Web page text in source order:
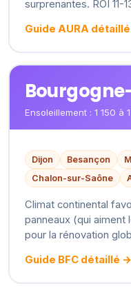
surprenantes. ROI 11-
Guide AURA
Ensoleillement : 1 150 à
Dijon Besançon
Chalon-sur-Saône
Climat continental
panneaux (qui
pour la rénovation
Guide BFC détaillé →